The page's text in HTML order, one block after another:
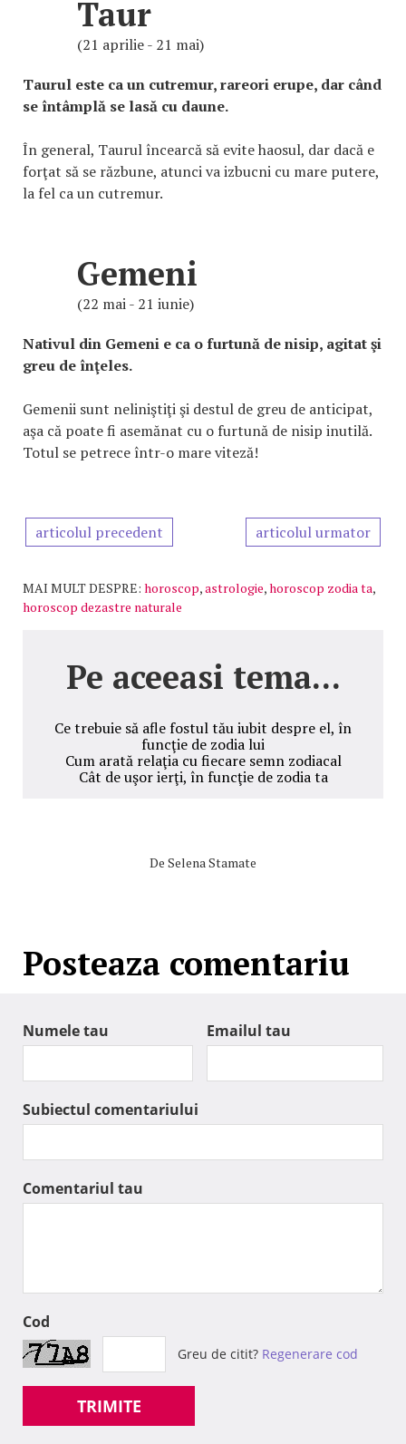
Taur
(21 aprilie - 21 mai)
Taurul este ca un cutremur, rareori erupe, dar când
se întâmplă se lasă cu daune.
În general, Taurul încearcă să evite haosul, dar dacă e
forţat să se răzbune, atunci va izbucni cu mare putere,
la fel ca un cutremur.
Gemeni
(22 mai - 21 iunie)
Nativul din Gemeni e ca o furtună de nisip, agitat şi
greu de înţeles.
Gemenii sunt neliniştiţi şi destul de greu de anticipat,
aşa că poate fi asemănat cu o furtună de nisip inutilă.
Totul se petrece într-o mare viteză!
articolul precedent articolul urmator
MAI MULT DESPRE: horoscop,astrologie,horoscop zodia ta,
horoscop dezastre naturale
Pe aceeasi tema...
Ce trebuie să afle fostul tău iubit despre el, în
funcţie de zodia lui
Cum arată relaţia cu fiecare semn zodiacal
Cât de uşor ierţi, în funcţie de zodia ta
De Selena Stamate
Posteaza comentariu
Numele tau Emailul tau
Subiectul comentariului
Comentariul tau
Cod
Greu de citit? Regenerare cod
TRIMITE